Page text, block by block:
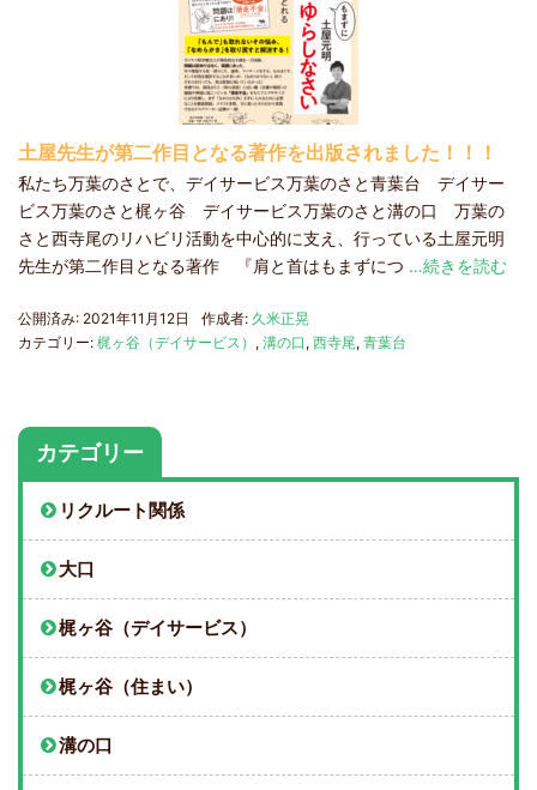
土屋先生が第二作目となる著作を出版されました！！！
私たち万葉のさとで、デイサービス万葉のさと青葉台 デイサー
ビス万葉のさと梶ヶ谷 デイサービス万葉のさと溝の口 万葉の
さと西寺尾のリハビリ活動を中心的に支え、行っている土屋元明
先生が第二作目となる著作 『肩と首はもまずにつ …続きを読む
公開済み: 2021年11月12日 作成者: 久米正晃
カテゴリー: 梶ヶ谷（デイサービス） , 溝の口 , 西寺尾, 青葉台
カテゴリー
リクルート関係
大口
梶ヶ谷（デイサービス）
梶ヶ谷（住まい）
溝の口